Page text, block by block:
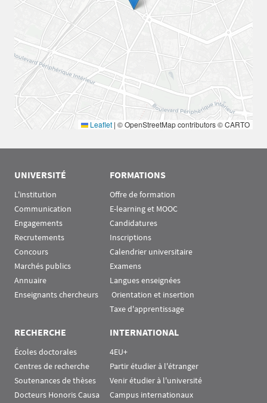
Leaflet | © OpenStreetMap contributors © CARTO
UNIVERSITÉ
L'institution
Communication
Engagements
Recrutements
Concours
Marchés publics
Annuaire
Enseignants chercheurs
FORMATIONS
Offre de formation
E-learning et MOOC
Candidatures
Inscriptions
Calendrier universitaire
Examens
Langues enseignées
Orientation et insertion
Taxe d'apprentissage
RECHERCHE
Écoles doctorales
Centres de recherche
Soutenances de thèses
Docteurs Honoris Causa
INTERNATIONAL
4EU+
Partir étudier à l'étranger
Venir étudier à l'université
Campus internationaux